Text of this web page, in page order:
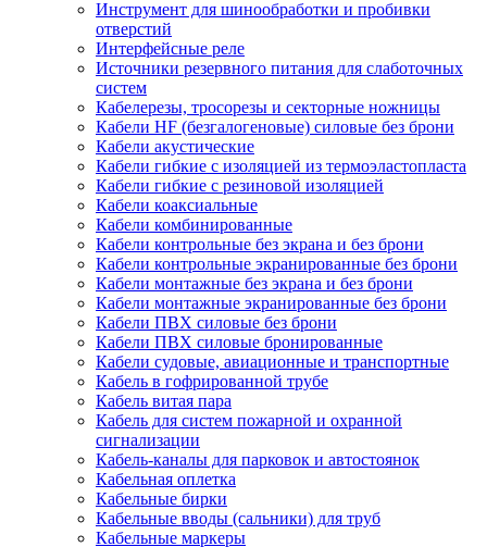
Инструмент для шинообработки и пробивки
отверстий
Интерфейсные реле
Источники резервного питания для слаботочных
систем
Кабелерезы, тросорезы и секторные ножницы
Кабели HF (безгалогеновые) силовые без брони
Кабели акустические
Кабели гибкие с изоляцией из термоэластопласта
Кабели гибкие с резиновой изоляцией
Кабели коаксиальные
Кабели комбинированные
Кабели контрольные без экрана и без брони
Кабели контрольные экранированные без брони
Кабели монтажные без экрана и без брони
Кабели монтажные экранированные без брони
Кабели ПВХ силовые без брони
Кабели ПВХ силовые бронированные
Кабели судовые, авиационные и транспортные
Кабель в гофрированной трубе
Кабель витая пара
Кабель для систем пожарной и охранной
сигнализации
Кабель-каналы для парковок и автостоянок
Кабельная оплетка
Кабельные бирки
Кабельные вводы (сальники) для труб
Кабельные маркеры